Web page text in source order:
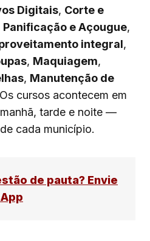
Digitais, Corte e
Panificação e Açougue,
integral,
, Maquiagem,
, Manutenção de
cursos acontecem em
tarde e noite —
cada município.
de pauta? Envie